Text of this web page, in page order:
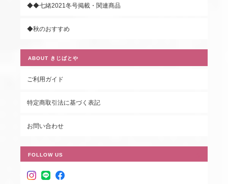
◆◆七緒2021冬号掲載・関連商品
◆秋のおすすめ
ABOUT きじばとや
ご利用ガイド
特定商取引法に基づく表記
お問い合わせ
FOLLOW US